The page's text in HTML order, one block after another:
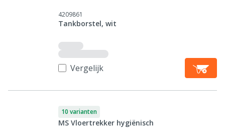
4209861
Tankborstel, wit
Vergelijk
10 varianten
MS Vloertrekker hygiënisch